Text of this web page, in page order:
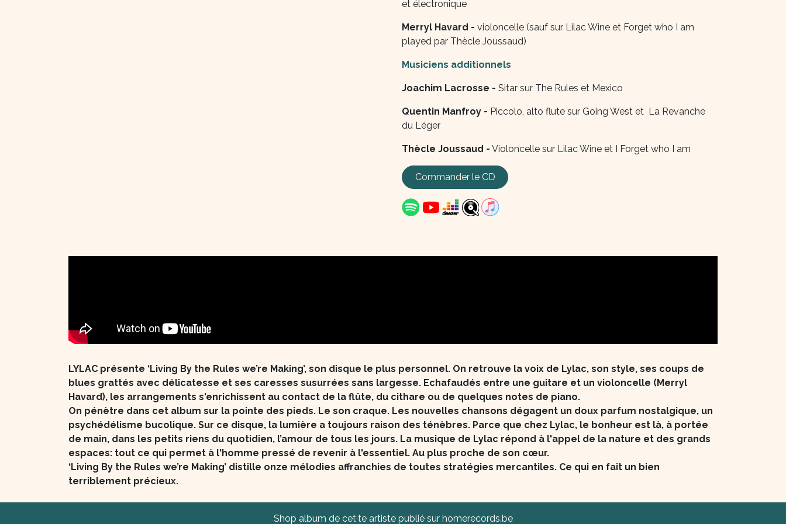
et électronique
Merryl Havard - violoncelle (sauf sur Lilac Wine et Forget who I am
played par Thècle Joussaud)
Musiciens additionnels
Joachim Lacrosse - Sitar sur The Rules et Mexico
Quentin Manfroy - Piccolo, alto flute sur Going West et La Revanche
du Léger
​Thècle Joussaud - Violoncelle sur Lilac Wine et I Forget who I am
Commander le CD
LYLAC présente ‘Living By the Rules we’re Making’, son disque le plus personnel. On retrouve la voix de Lylac, son style, ses coups de
blues grattés avec délicatesse et ses caresses susurrées sans largesse. Echafaudés entre une guitare et un violoncelle (Merryl
Havard), les arrangements s'enrichissent au contact de la flûte, du cithare ou de quelques notes de piano.
On pénètre dans cet album sur la pointe des pieds. Le son craque. Les nouvelles chansons dégagent un doux parfum nostalgique, un
psychédélisme bucolique. Sur ce disque, la lumière a toujours raison des ténèbres. Parce que chez Lylac, le bonheur est là, à portée
de main, dans les petits riens du quotidien, l’amour de tous les jours. La musique de Lylac répond à l'appel de la nature et des grands
espaces: tout ce qui permet à l'homme pressé de revenir à l'essentiel. Au plus proche de son cœur.
‘Living By the Rules we’re Making’ distille onze mélodies affranchies de toutes stratégies mercantiles. Ce qui en fait un bien
terriblement précieux.
Shop album de cet·te artiste publié sur homerecords.be